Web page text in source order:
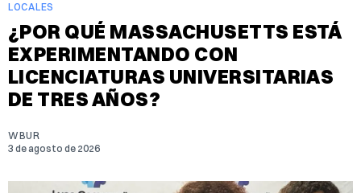
LOCALES
¿POR QUÉ MASSACHUSETTS ESTÁ
EXPERIMENTANDO CON
LICENCIATURAS UNIVERSITARIAS
DE TRES AÑOS?
WBUR
3 de agosto de 2026